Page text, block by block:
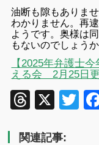
油断も隙もありま
わかりません。再
ようです。奥様は
もないのでしょうか
【2025年弁護士
える会 2月25日
X
関連記事: